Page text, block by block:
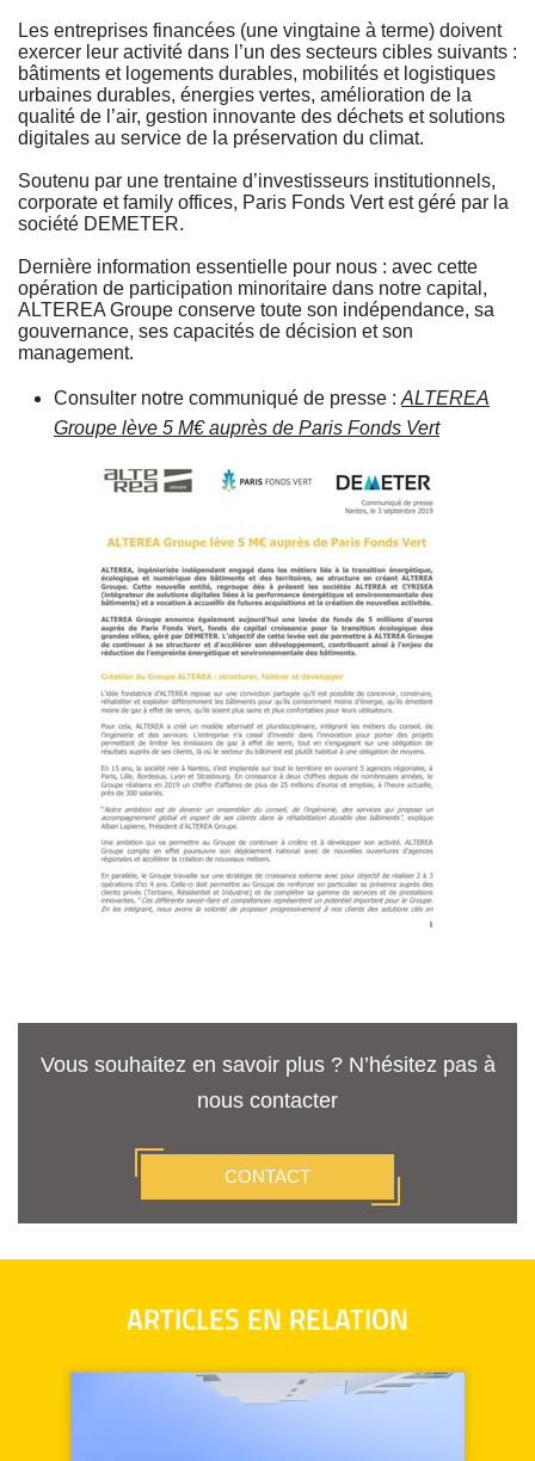
Les entreprises financées (une vingtaine à terme) doivent
exercer leur activité dans l’un des secteurs cibles suivants :
bâtiments et logements durables, mobilités et logistiques
urbaines durables, énergies vertes, amélioration de la
qualité de l’air, gestion innovante des déchets et solutions
digitales au service de la préservation du climat.
Soutenu par une trentaine d’investisseurs institutionnels,
corporate et family offices, Paris Fonds Vert est géré par la
société DEMETER.
Dernière information essentielle pour nous : avec cette
opération de participation minoritaire dans notre capital,
ALTEREA Groupe conserve toute son indépendance, sa
gouvernance, ses capacités de décision et son
management.
Consulter notre communiqué de presse : ALTEREA
Groupe lève 5 M€ auprès de Paris Fonds Vert
Vous souhaitez en savoir plus ? N’hésitez pas à
nous contacter
CONTACT
ARTICLES EN RELATION